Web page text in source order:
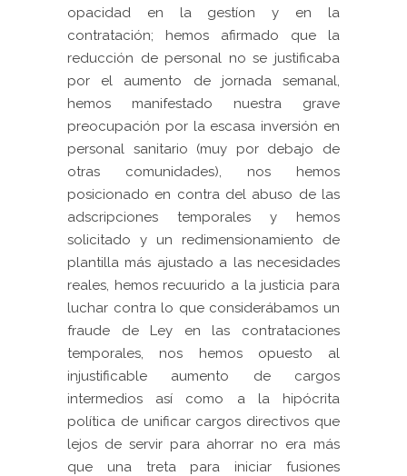
opacidad en la gestíon y en la
contratación; hemos afirmado que la
reducción de personal no se justificaba
por el aumento de jornada semanal,
hemos manifestado nuestra grave
preocupación por la escasa inversión en
personal sanitario (muy por debajo de
otras comunidades), nos hemos
posicionado en contra del abuso de las
adscripciones temporales y hemos
solicitado y un redimensionamiento de
plantilla más ajustado a las necesidades
reales, hemos recuurido a la justicia para
luchar contra lo que considerábamos un
fraude de Ley en las contrataciones
temporales, nos hemos opuesto al
injustificable aumento de cargos
intermedios así como a la hipócrita
política de unificar cargos directivos que
lejos de servir para ahorrar no era más
que una treta para iniciar fusiones